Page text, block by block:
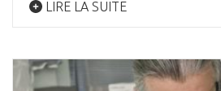
LIRE LA SUITE